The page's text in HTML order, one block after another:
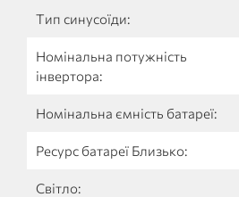
Тип синусоїди:
Номінальна потужність
інвертора:
Номінальна ємність батареї:
Ресурс батареї Близько:
Світло: